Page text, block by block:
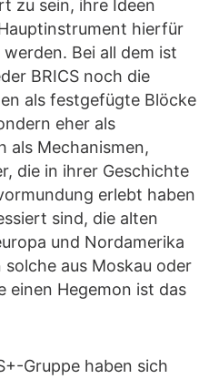
zu sein, ihre Ideen
hierfür
Bei all dem ist
BRICS noch die
als festgefügte Blöcke
eher als
als Mechanismen,
die in ihrer Geschichte
erlebt haben
sind, die alten
und Nordamerika
aus Moskau oder
einen Hegemon ist das
Gruppe haben sich